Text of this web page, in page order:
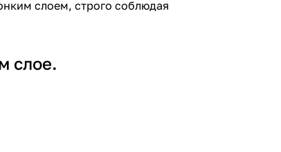
слоем, строго соблюдая
слое.